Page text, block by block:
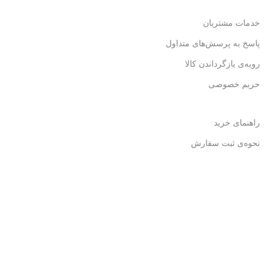
خدمات مشتریان
پاسخ به پرسش‌های متداول
رویه‌ی بازگرداندن کالا
حریم خصوصی
راهنمای خرید
نحوه‌ی ثبت سفارش